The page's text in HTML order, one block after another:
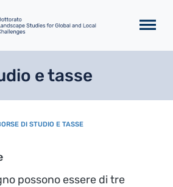
e tasse
DI STUDIO E TASSE
possono essere di tre